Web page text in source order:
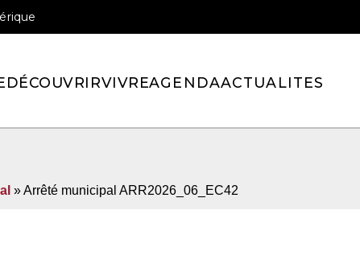
DÉCOUVRIRVIVREAGENDAACTUALITES
» Arrêté municipal ARR2026_06_EC42